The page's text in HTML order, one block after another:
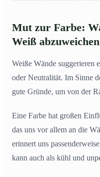
10Von der Theorie zur
farbiger Interieurs
Unterschied?
Mut zur Farbe:
Weiß abzuweichen
Weiße Wände suggerieren
oder Neutralität. Im Sinne
gute Gründe, um von der
Eine Farbe hat großen
das uns vor allem an die
erinnert uns
kann auch als kühl und